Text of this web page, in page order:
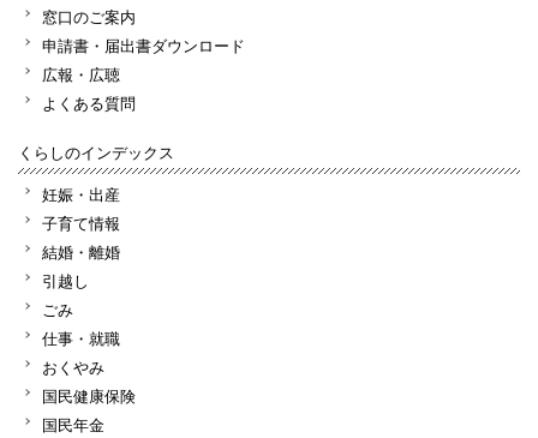
窓口のご案内
申請書・届出書ダウンロード
広報・広聴
よくある質問
くらしのインデックス
妊娠・出産
子育て情報
結婚・離婚
引越し
ごみ
仕事・就職
おくやみ
国民健康保険
国民年金